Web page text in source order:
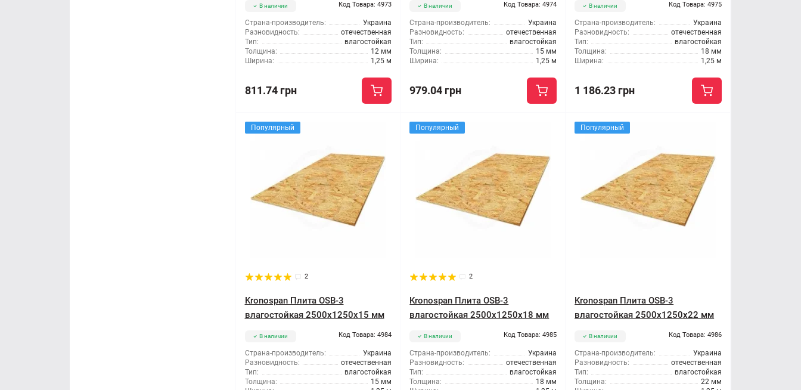
В наличии Код Товара: 4973
Страна-производитель:
Украина
Разновидность:
отечественная
Тип:
влагостойкая
Толщина:
12 мм
Ширина:
1,25 м
811.74 грн
В наличии Код Товара: 4974
Страна-производитель:
Украина
Разновидность:
отечественная
Тип:
влагостойкая
Толщина:
15 мм
Ширина:
1,25 м
979.04 грн
В наличии Код Товара: 4975
Страна-производитель:
Украина
Разновидность:
отечественная
Тип:
влагостойкая
Толщина:
18 мм
Ширина:
1,25 м
1 186.23 грн
Популярный
2
Kronospan Плита OSB-3
влагостойкая 2500x1250x15 мм
В наличии Код Товара: 4984
Страна-производитель:
Украина
Разновидность:
отечественная
Тип:
влагостойкая
Толщина:
15 мм
Популярный
2
Kronospan Плита OSB-3
влагостойкая 2500x1250x18 мм
В наличии Код Товара: 4985
Страна-производитель:
Украина
Разновидность:
отечественная
Тип:
влагостойкая
Толщина:
18 мм
Популярный
Kronospan Плита OSB-3
влагостойкая 2500x1250x22 мм
В наличии Код Товара: 4986
Страна-производитель:
Украина
Разновидность:
отечественная
Тип:
влагостойкая
Толщина:
22 мм